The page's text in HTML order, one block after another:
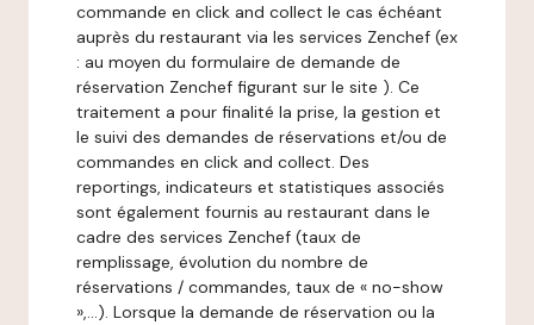
commande en click and collect le cas échéant
auprès du restaurant via les services Zenchef (ex
: au moyen du formulaire de demande de
réservation Zenchef figurant sur le site ). Ce
traitement a pour finalité la prise, la gestion et
le suivi des demandes de réservations et/ou de
commandes en click and collect. Des
reportings, indicateurs et statistiques associés
sont également fournis au restaurant dans le
cadre des services Zenchef (taux de
remplissage, évolution du nombre de
réservations / commandes, taux de « no-show
»,…). Lorsque la demande de réservation ou la